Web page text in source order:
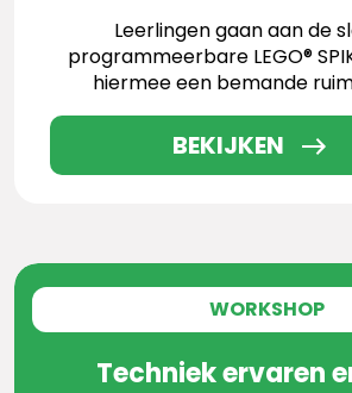
Leerlingen gaan aan de
programmeerbare LEGO®
hiermee een bemande
BEKIJKEN
WORKSHOP
Techniek ervaren